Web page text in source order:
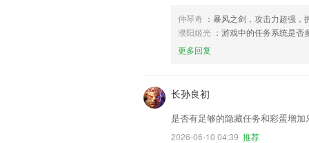
仲琴奇 ：暴风之剑，攻击力超强，
濮阳姬光 ：游戏中的任务系统是
更多回复
长孙良初
是否有足够的隐藏任务和彩蛋增加
2026-06-10 04:39 推荐